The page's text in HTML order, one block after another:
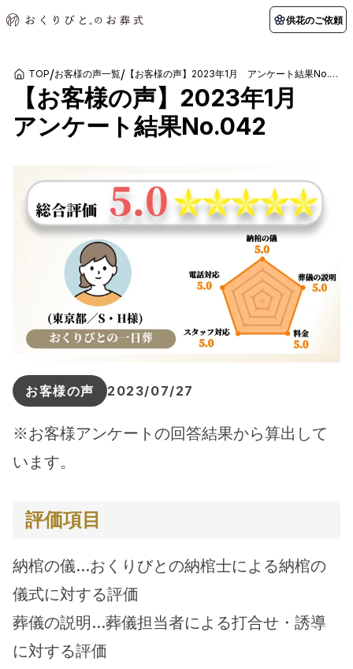
供花のご依頼
初めての方へ
初めての方へ 納棺の儀とは？
アフターサポート
会社を知る
店舗用地募集
関東エリア
千葉県 神奈川県
北海道エリア
お客様の声
ご葬儀事例 お客様の声
葬儀の知識
葬儀の知識 供花のご依頼
TOP/お客様の声一覧/ 【お客様の声】2023年1月 アンケート結果No.042
【お客様の声】2023年1月
アンケート結果No.042
お客様の声 2023/07/27
※お客様アンケートの回答結果から算出して
います。
評価項目
納棺の儀…おくりびとの納棺士による納棺の
儀式に対する評価
葬儀の説明…葬儀担当者による打合せ・誘導
に対する評価